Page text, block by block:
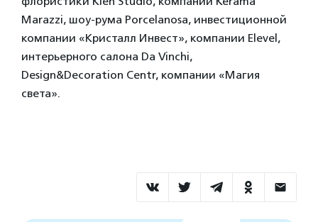
Marazzi, шоу-рума Porcelanosa, инвестиционной
компании «Кристалл Инвест», компании Elevel,
интерьерного салона Da Vinchi,
Design&Decoration Centr, компании «Магия
света».